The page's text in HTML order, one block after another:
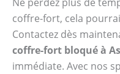
coffre-fort, cela
Contactez dès
coffre-fort bloqué à
immédiate. Avec nos